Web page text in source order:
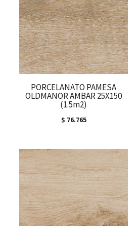
PORCELANATO PAMESA
OLDMANOR AMBAR 25X150
(1.5m2)
$ 76.765